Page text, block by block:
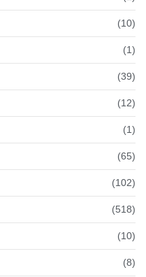
(10)
(1)
(39)
(12)
(1)
(65)
(102)
(518)
(10)
(8)